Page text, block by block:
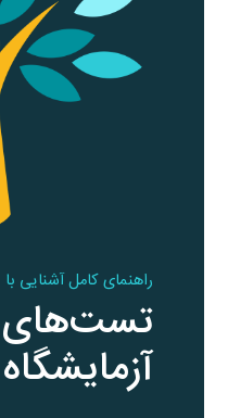
راهنمای کامل آشنایی با
تست‌های